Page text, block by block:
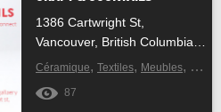
1386 Cartwright St,
Vancouver, British Columbia BC V6H 3T5
Céramique, Textiles, Meubles, Verre
87